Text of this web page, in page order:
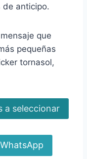
de anticipo.
que
pequeñas
tornasol,
a seleccionar